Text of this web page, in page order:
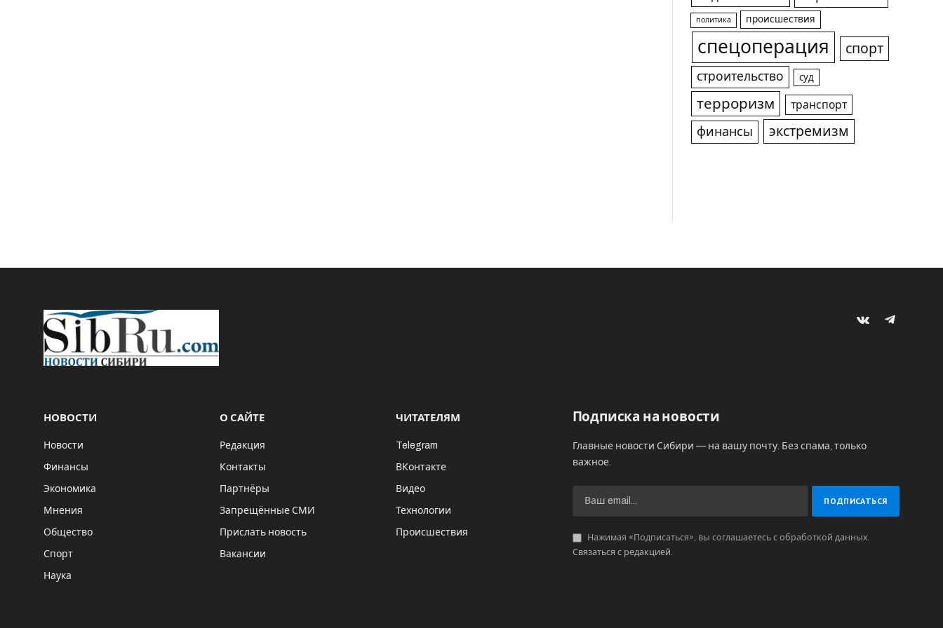
политика происшествия
спецоперация спорт
строительство суд
терроризм транспорт
финансы экстремизм
VKontakteTelegram
НОВОСТИ
Новости
Финансы
Экономика
Мнения
Общество
Спорт
Наука
О САЙТЕ
Редакция
Контакты
Партнёры
Запрещённые СМИ
Прислать новость
Вакансии
ЧИТАТЕЛЯМ
Telegram
ВКонтакте
Видео
Технологии
Происшествия
Подписка на новости
Главные новости Сибири — на вашу почту. Без спама, только
важное.
Нажимая «Подписаться», вы соглашаетесь с обработкой данных.
Связаться с редакцией